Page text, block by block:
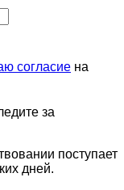
согласие на
за
поступает
дней.